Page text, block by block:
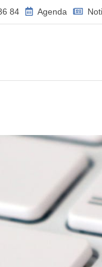
84 Agenda